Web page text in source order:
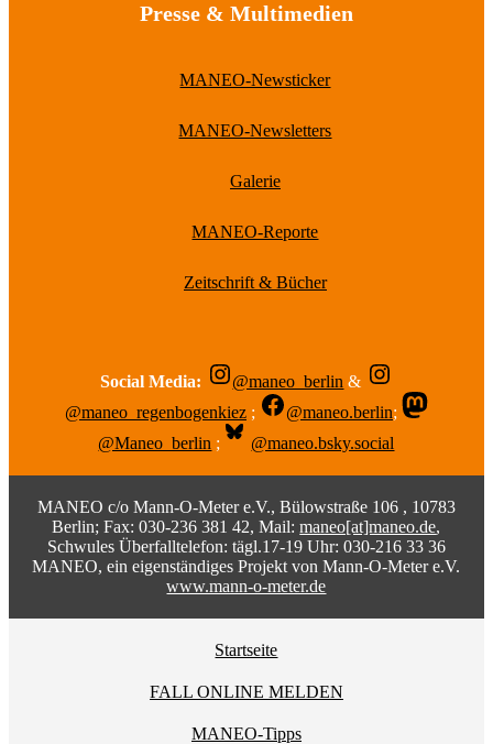
Presse & Multimedien
MANEO-Newsticker
MANEO-Newsletters
Galerie
MANEO-Reporte
Zeitschrift & Bücher
Social Media: @maneo_berlin &
@maneo_regenbogenkiez ; @maneo.berlin;
@Maneo_berlin ; @maneo.bsky.social
MANEO c/o Mann-O-Meter e.V., Bülowstraße 106 , 10783
Berlin; Fax: 030-236 381 42, Mail:maneo[at]maneo.de,
Schwules Überfalltelefon: tägl.17-19 Uhr: 030-216 33 36
MANEO, ein eigenständiges Projekt von Mann-O-Meter e.V.
www.mann-o-meter.de
Startseite
FALL ONLINE MELDEN
MANEO-Tipps